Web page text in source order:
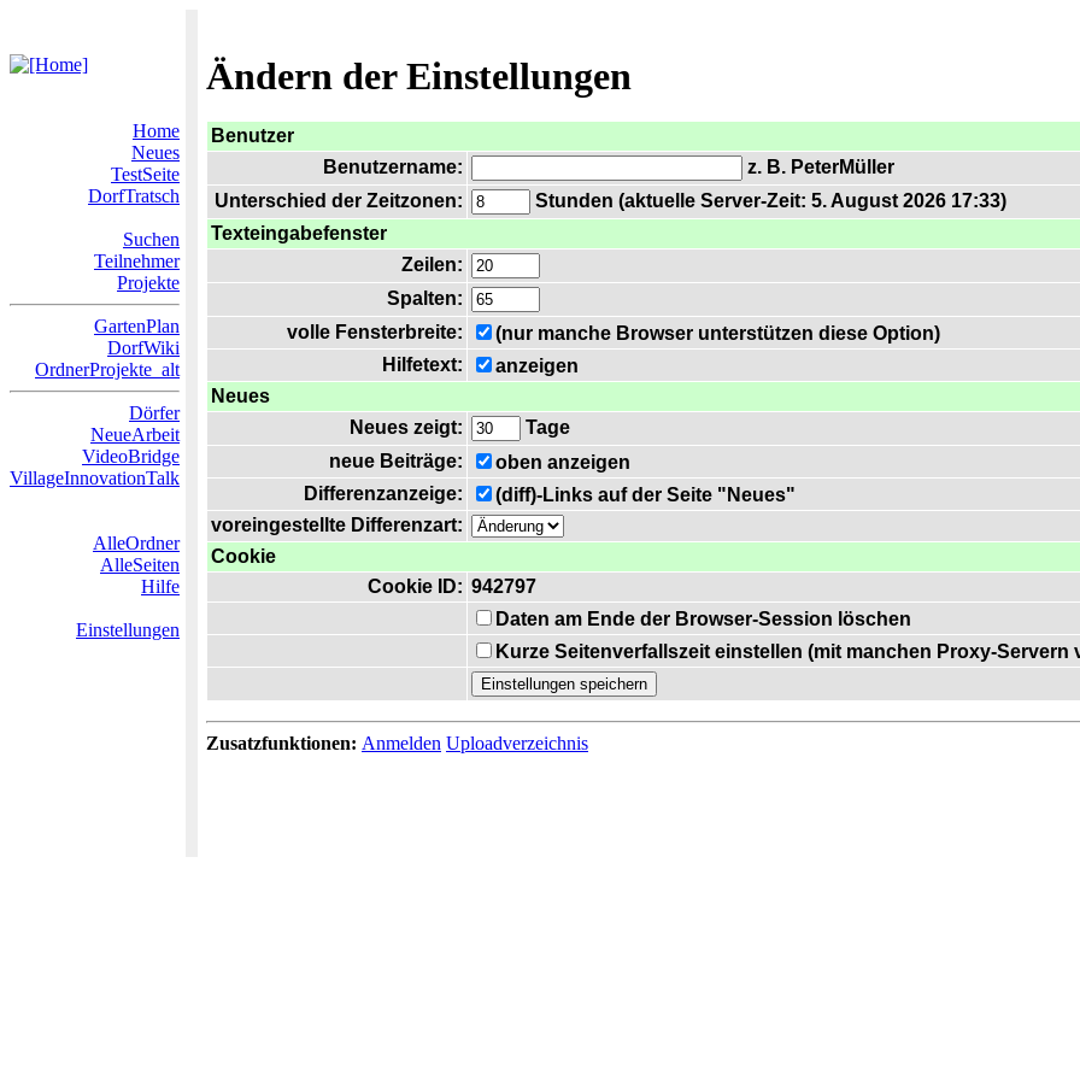
Ändern der Einstellungen
Home
Neues
TestSeite
DorfTratsch
Suchen
Teilnehmer
Projekte
GartenPlan
DorfWiki
OrdnerProjekte_alt
Dörfer
NeueArbeit
VideoBridge
VillageInnovationTalk
AlleOrdner
AlleSeiten
Hilfe
Einstellungen
Benutzer
Benutzername:
z. B. PeterMüller
Unterschied der Zeitzonen:
Stunden (aktuelle Server-Zeit: 5. August 2026 17:33)
Texteingabefenster
Zeilen:
Spalten:
volle Fensterbreite:
(nur manche Browser unterstützen diese Option)
Hilfetext:
anzeigen
Neues
Neues zeigt:
Tage
neue Beiträge:
oben anzeigen
Differenzanzeige:
(diff)-Links auf der Seite "Neues"
voreingestellte Differenzart:
Cookie
Cookie ID: 942797
Daten am Ende der Browser-Session löschen
Kurze Seitenverfallszeit einstellen (mit manchen Proxy-Servern
Zusatzfunktionen: Anmelden Uploadverzeichnis